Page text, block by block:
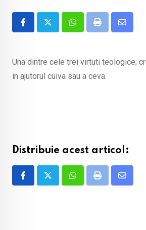
WhatsappPrint
Share
Email
Una dintre cele trei virtuti teologice;
in ajutorul cuiva sau a ceva.
Distribuie acest articol:
WhatsappPrint
Share